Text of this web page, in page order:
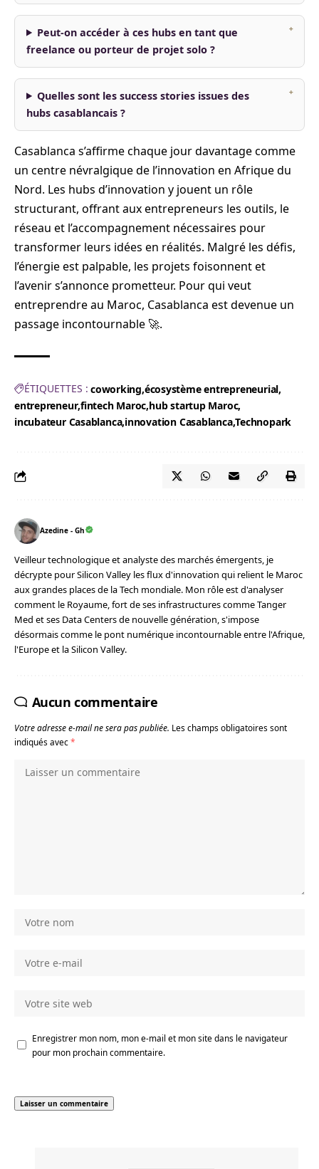
Peut-on accéder à ces hubs en tant que
freelance ou porteur de projet solo ?
Quelles sont les success stories issues des
hubs casablancais ?
Casablanca s’affirme chaque jour davantage comme
un centre névralgique de l’innovation en Afrique du
Nord. Les hubs d’innovation y jouent un rôle
structurant, offrant aux entrepreneurs les outils, le
réseau et l’accompagnement nécessaires pour
transformer leurs idées en réalités. Malgré les défis,
l’énergie est palpable, les projets foisonnent et
l’avenir s’annonce prometteur. Pour qui veut
entreprendre au Maroc, Casablanca est devenue un
passage incontournable 🚀.
ÉTIQUETTES : coworking écosystème entrepreneurial
entrepreneurfintech Maroc hub startup Maroc
incubateur Casablanca innovation CasablancaTechnopark
Azedine - Gh
Veilleur technologique et analyste des marchés émergents, je
décrypte pour Silicon Valley les flux d'innovation qui relient le Maroc
aux grandes places de la Tech mondiale. Mon rôle est d'analyser
comment le Royaume, fort de ses infrastructures comme Tanger
Med et ses Data Centers de nouvelle génération, s'impose
désormais comme le pont numérique incontournable entre l'Afrique,
l'Europe et la Silicon Valley.
Aucun commentaire
Votre adresse e-mail ne sera pas publiée. Les champs obligatoires sont
indiqués avec*
Enregistrer mon nom, mon e-mail et mon site dans le navigateur
pour mon prochain commentaire.